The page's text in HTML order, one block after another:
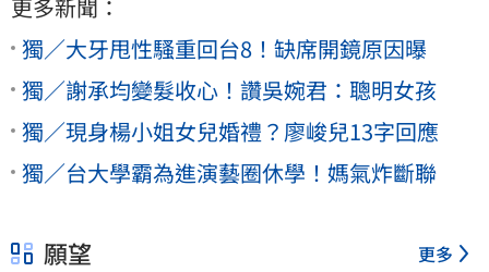
更多新聞：
獨／大牙甩性騷重回台8！缺席開鏡原因曝
獨／謝承均變髮收心！讚吳婉君：聰明女孩
獨／現身楊小姐女兒婚禮？廖峻兒13字回應
獨／台大學霸為進演藝圈休學！媽氣炸斷聯
願望 更多